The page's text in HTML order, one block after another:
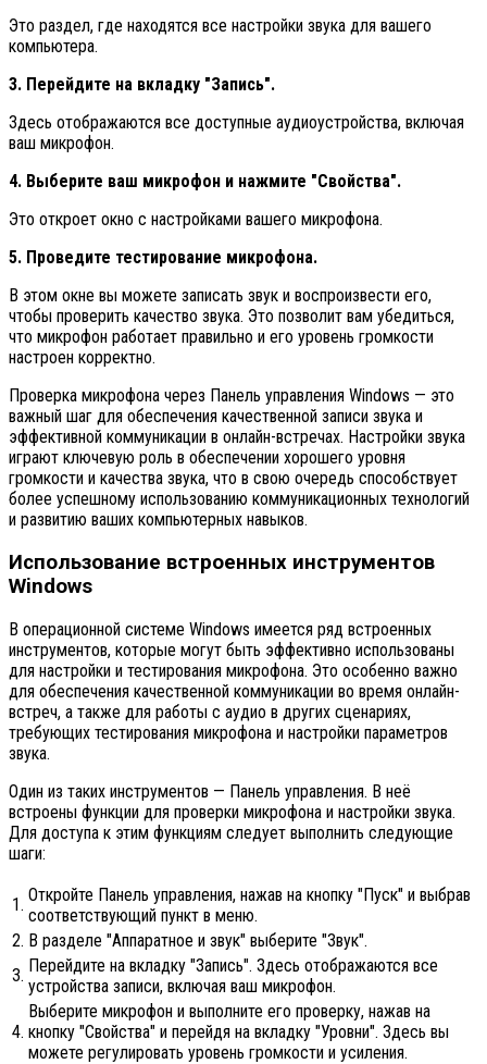
Это раздел, где находятся все настройки звука для вашего
компьютера.
3. Перейдите на вкладку "Запись".
Здесь отображаются все доступные аудиоустройства, включая
ваш микрофон.
4. Выберите ваш микрофон и нажмите "Свойства".
Это откроет окно с настройками вашего микрофона.
5. Проведите тестирование микрофона.
В этом окне вы можете записать звук и воспроизвести его,
чтобы проверить качество звука. Это позволит вам убедиться,
что микрофон работает правильно и его уровень громкости
настроен корректно.
Проверка микрофона через Панель управления Windows — это
важный шаг для обеспечения качественной записи звука и
эффективной коммуникации в онлайн-встречах. Настройки звука
играют ключевую роль в обеспечении хорошего уровня
громкости и качества звука, что в свою очередь способствует
более успешному использованию коммуникационных технологий
и развитию ваших компьютерных навыков.
Использование встроенных инструментов
Windows
В операционной системе Windows имеется ряд встроенных
инструментов, которые могут быть эффективно использованы
для настройки и тестирования микрофона. Это особенно важно
для обеспечения качественной коммуникации во время онлайн-
встреч, а также для работы с аудио в других сценариях,
требующих тестирования микрофона и настройки параметров
звука.
Один из таких инструментов — Панель управления. В неё
встроены функции для проверки микрофона и настройки звука.
Для доступа к этим функциям следует выполнить следующие
шаги:
1. Откройте Панель управления, нажав на кнопку "Пуск" и выбрав
соответствующий пункт в меню.
2. В разделе "Аппаратное и звук" выберите "Звук".
3. Перейдите на вкладку "Запись". Здесь отображаются все
устройства записи, включая ваш микрофон.
4.
Выберите микрофон и выполните его проверку, нажав на
кнопку "Свойства" и перейдя на вкладку "Уровни". Здесь вы
можете регулировать уровень громкости и усиления.